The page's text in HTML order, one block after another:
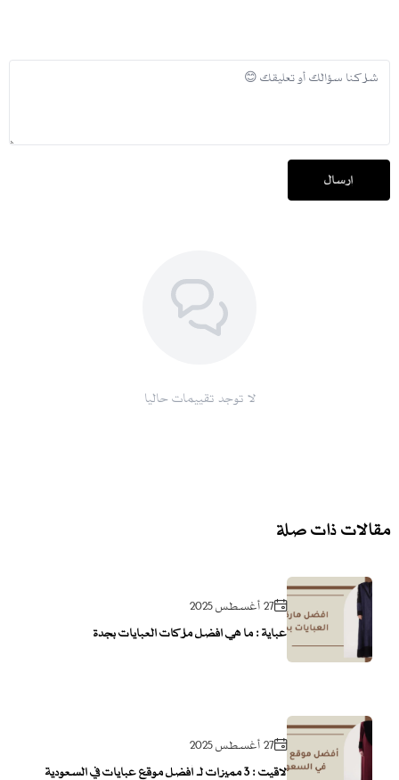
إرسال
لا توجد تقييمات حاليا
مقالات ذات صلة
27 أغسطس 2025
عباية : ما هي افضل ماركات العبايات بجدة
27 أغسطس 2025
لاقيت : 3 مميزات لـ أفضل موقع عبايات في السعودية